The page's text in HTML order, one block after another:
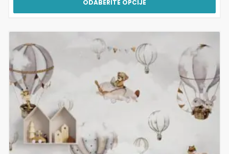
ODABERITE OPCIJE
Ovaj
proizvod
ima
više
varijanti.
Opcije
se
mogu
odabrati
na
stranici